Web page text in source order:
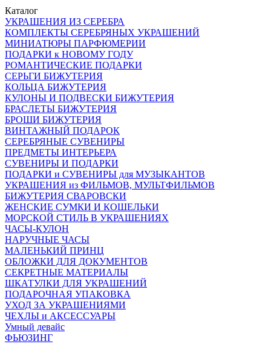
Каталог
УКРАШЕНИЯ ИЗ СЕРЕБРА
КОМПЛЕКТЫ СЕРЕБРЯНЫХ УКРАШЕНИЙ
МИНИАТЮРЫ ПАРФЮМЕРИИ
ПОДАРКИ к НОВОМУ ГОДУ
РОМАНТИЧЕСКИЕ ПОДАРКИ
СЕРЬГИ БИЖУТЕРИЯ
КОЛЬЦА БИЖУТЕРИЯ
КУЛОНЫ И ПОДВЕСКИ БИЖУТЕРИЯ
БРАСЛЕТЫ БИЖУТЕРИЯ
БРОШИ БИЖУТЕРИЯ
ВИНТАЖНЫЙ ПОДАРОК
СЕРЕБРЯНЫЕ СУВЕНИРЫ
ПРЕДМЕТЫ ИНТЕРЬЕРА
СУВЕНИРЫ И ПОДАРКИ
ПОДАРКИ и СУВЕНИРЫ для МУЗЫКАНТОВ
УКРАШЕНИЯ из ФИЛЬМОВ, МУЛЬТФИЛЬМОВ
БИЖУТЕРИЯ СВАРОВСКИ
ЖЕНСКИЕ СУМКИ И КОШЕЛЬКИ
МОРСКОЙ СТИЛЬ В УКРАШЕНИЯХ
ЧАСЫ-КУЛОН
НАРУЧНЫЕ ЧАСЫ
МАЛЕНЬКИЙ ПРИНЦ
ОБЛОЖКИ ДЛЯ ДОКУМЕНТОВ
СЕКРЕТНЫЕ МАТЕРИАЛЫ
ШКАТУЛКИ ДЛЯ УКРАШЕНИЙ
ПОДАРОЧНАЯ УПАКОВКА
УХОД ЗА УКРАШЕНИЯМИ
ЧEХЛЫ и АКСЕССУАРЫ
Умный девайс
ФЬЮЗИНГ